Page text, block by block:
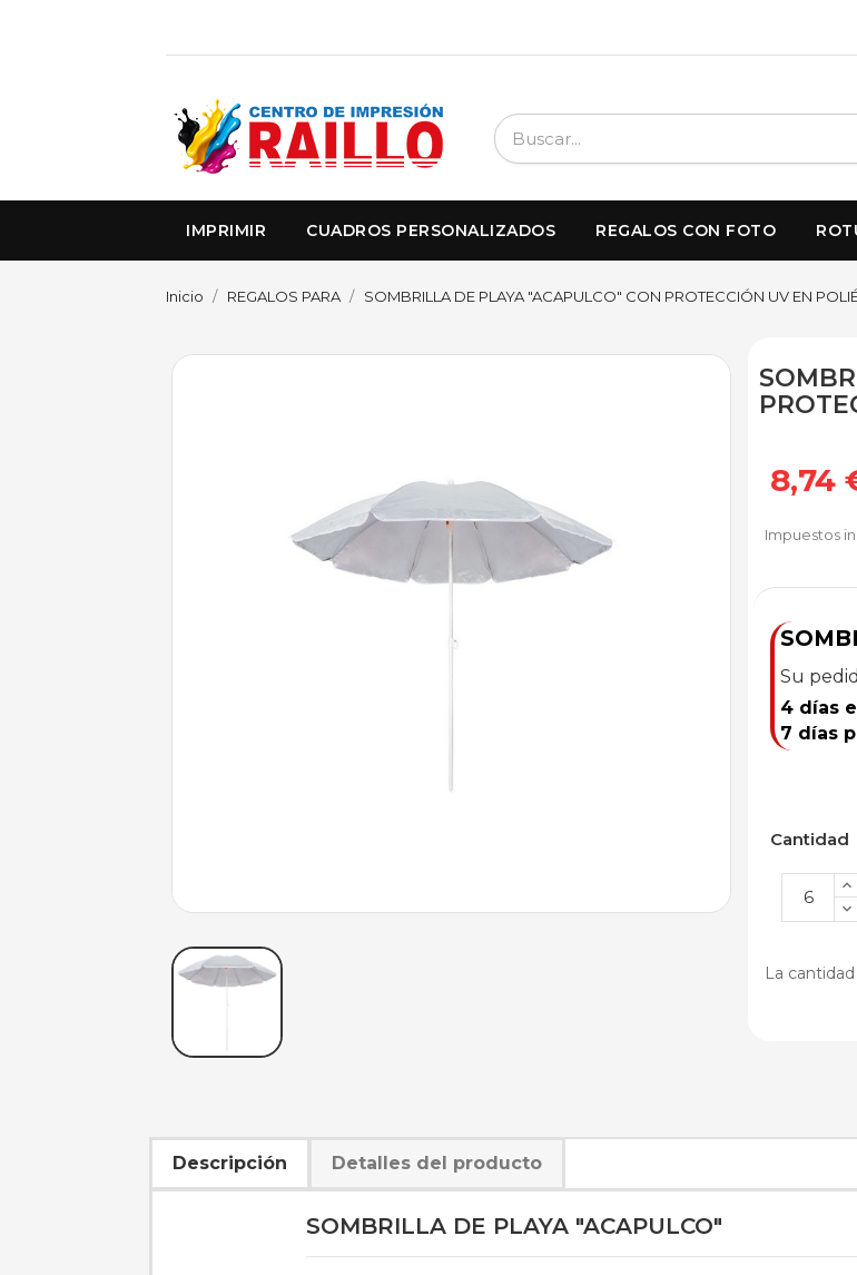
IMPRIMIR CUADROS PERSONALIZADOS REGALOS CON FOTO
Inicio REGALOS PARA SOMBRILLA DE PLAYA "ACAPULCO" CON PROTECCIÓN UV EN
8,74
Impuestos
Su
4 días
7 días
Cantidad
La
Descripción Detalles del producto
SOMBRILLA DE PLAYA "ACAPULCO"